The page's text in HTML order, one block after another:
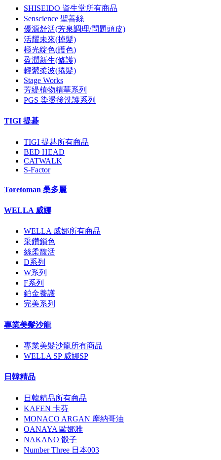
SHISEIDO 資生堂所有商品
Senscience 聖善絲
優源舒活(芳泉調理/問題頭皮)
活耀未來(掉髮)
極光綻色(護色)
盈潤新生(修護)
輕縈柔波(捲髮)
Stage Works
芳緹植物精華系列
PGS 染燙後洗護系列
TIGI 提碁
TIGI 提碁所有商品
BED HEAD
CATWALK
S-Factor
Toretoman 桑多麗
WELLA 威娜
WELLA 威娜所有商品
采鑽鎖色
絲柔馥活
D系列
W系列
F系列
鉑金養護
完美系列
專業美髮沙龍
專業美髮沙龍所有商品
WELLA SP 威娜SP
日韓精品
日韓精品所有商品
KAFEN 卡芬
MONACO ARGAN 摩納哥油
OANAYA 歐娜雅
NAKANO 骰子
Number Three 日本003